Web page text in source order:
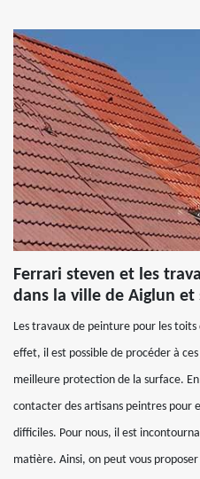
Ferrari steven et les
dans la ville de Aiglun et
Les travaux de peinture pour les
effet, il est possible de procéder à
meilleure protection de la surface.
contacter des artisans peintres pour
difficiles. Pour nous, il est
matière. Ainsi, on peut vous